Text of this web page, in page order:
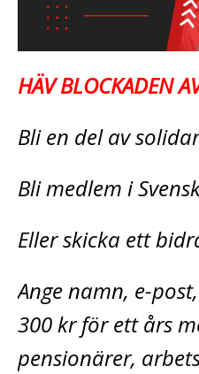
HÄV BLOCKADEN
Bli en del av
Bli medlem i
Eller skicka ett
Ange namn, e-
300 kr för ett års
pensionärer,